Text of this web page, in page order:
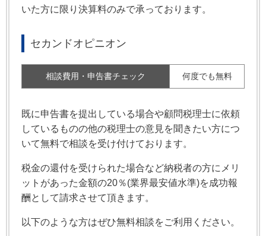
いた方に限り決算料のみで承っております。
セカンドオピニオン
相談費用・申告書チェック 何度でも無料
既に申告書を提出している場合や顧問税理士に依頼
しているものの他の税理士の意見を聞きたい方につ
いて無料で相談を受け付けております。
税金の還付を受けられた場合など納税者の方にメリ
ットがあった金額の20％(業界最安値水準)を成功報
酬として請求させて頂きます。​
以下のような方はぜひ無料相談をご利用ください。